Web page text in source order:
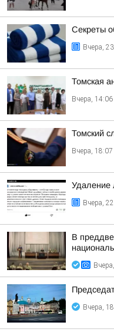
Секреты
Вчера,
Томская
Вчера, 14:06
Томский
Вчера, 18:07
Удаление
Вчера,
В
Вчера,